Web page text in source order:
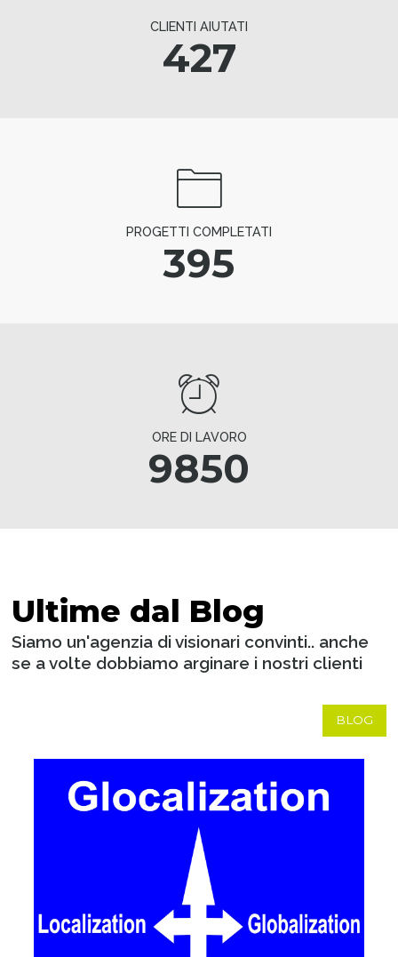
CLIENTI AIUTATI
427
PROGETTI COMPLETATI
395
ORE DI LAVORO
9850
Ultime dal Blog
Siamo un'agenzia di visionari convinti.. anche
se a volte dobbiamo arginare i nostri clienti
BLOG